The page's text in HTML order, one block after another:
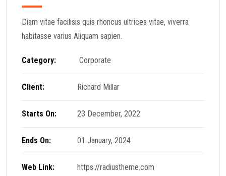
Diam vitae facilisis quis rhoncus ultrices vitae, viverra
habitasse varius Aliquam sapien.
Category: Corporate
Client: Richard Millar
Starts On: 23 December, 2022
Ends On: 01 January, 2024
Web Link: https://radiustheme.com